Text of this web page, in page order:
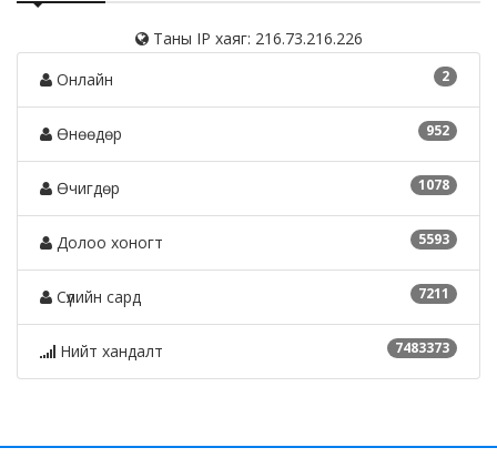
Таны IP хаяг: 216.73.216.226
2
Онлайн
952
Өнөөдөр
1078
Өчигдөр
5593
Долоо хоногт
7211
Сүүлийн сард
7483373
Нийт хандалт